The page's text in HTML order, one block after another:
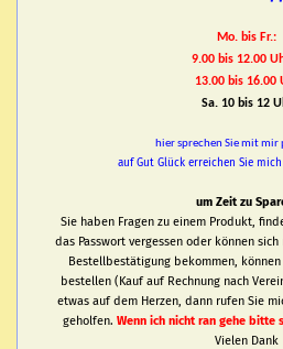
Mo. bis Fr.:
9.00 bis 12.00
13.00 bis 16.00
Sa. 10 bis 12
hier sprechen Sie mit mir
auf Gut Glück erreichen Sie
um Zeit zu
Sie haben Fragen zu einem Produkt,
das Passwort vergessen oder können
Bestellbestätigung bekommen,
bestellen (Kauf auf Rechnung nach
etwas auf dem Herzen, dann rufen Sie
geholfen. Wenn ich nicht ran gehe bitte
Vielen Dank